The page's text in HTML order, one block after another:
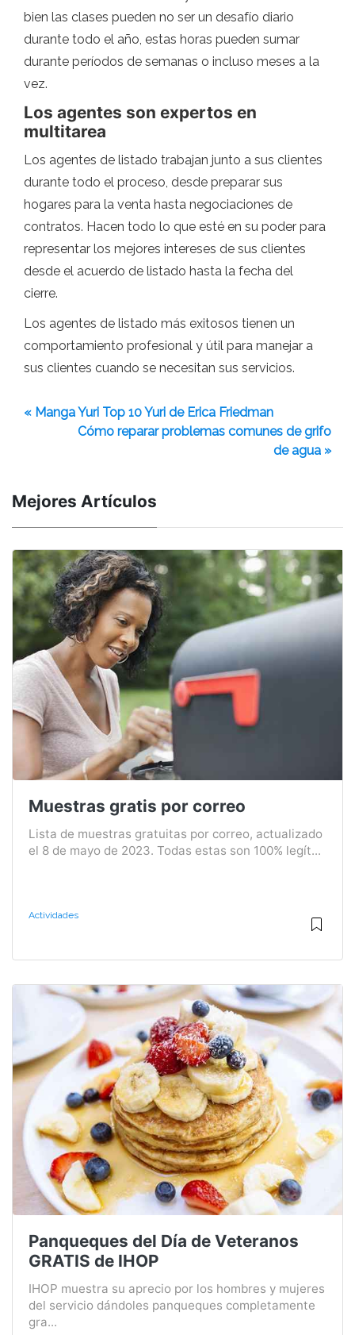
bien las clases pueden no ser un desafío diario
durante todo el año, estas horas pueden sumar
durante períodos de semanas o incluso meses a la
vez.
Los agentes son expertos en
multitarea
Los agentes de listado trabajan junto a sus clientes
durante todo el proceso, desde preparar sus
hogares para la venta hasta negociaciones de
contratos. Hacen todo lo que esté en su poder para
representar los mejores intereses de sus clientes
desde el acuerdo de listado hasta la fecha del
cierre.
Los agentes de listado más exitosos tienen un
comportamiento profesional y útil para manejar a
sus clientes cuando se necesitan sus servicios.
« Manga Yuri Top 10 Yuri de Erica Friedman
Cómo reparar problemas comunes de grifo
de agua »
Mejores Artículos
Muestras gratis por correo
Lista de muestras gratuitas por correo, actualizado
el 8 de mayo de 2023. Todas estas son 100% legít...
Actividades
Panqueques del Día de Veteranos
GRATIS de IHOP
IHOP muestra su aprecio por los hombres y mujeres
del servicio dándoles panqueques completamente
gra...